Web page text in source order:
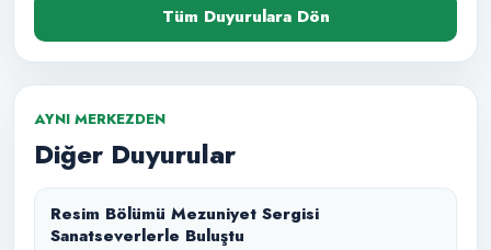
Tüm Duyurulara Dön
AYNI MERKEZDEN
Diğer Duyurular
Resim Bölümü Mezuniyet Sergisi
Sanatseverlerle Buluştu